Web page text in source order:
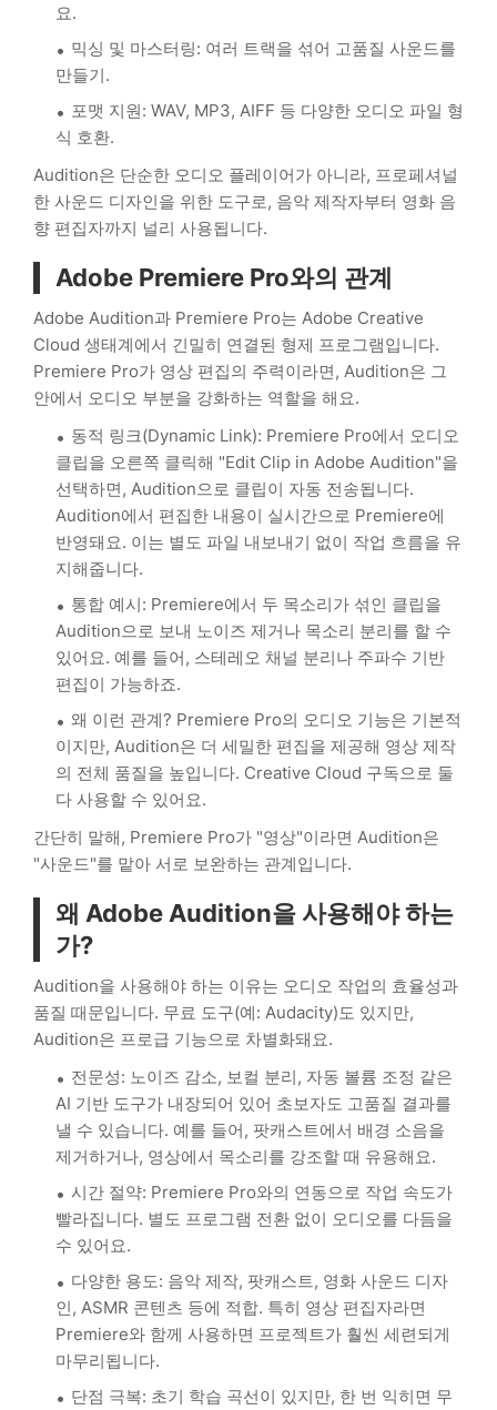
요.
믹싱 및 마스터링: 여러 트랙을 섞어 고품질 사운드를
만들기.
포맷 지원: WAV, MP3, AIFF 등 다양한 오디오 파일 형
식 호환.
Audition은 단순한 오디오 플레이어가 아니라, 프로페셔널
한 사운드 디자인을 위한 도구로, 음악 제작자부터 영화 음
향 편집자까지 널리 사용됩니다.
Adobe Premiere Pro와의 관계
Adobe Audition과 Premiere Pro는 Adobe Creative
Cloud 생태계에서 긴밀히 연결된 형제 프로그램입니다.
Premiere Pro가 영상 편집의 주력이라면, Audition은 그
안에서 오디오 부분을 강화하는 역할을 해요.
동적 링크(Dynamic Link): Premiere Pro에서 오디오
클립을 오른쪽 클릭해 "Edit Clip in Adobe Audition"을
선택하면, Audition으로 클립이 자동 전송됩니다.
Audition에서 편집한 내용이 실시간으로 Premiere에
반영돼요. 이는 별도 파일 내보내기 없이 작업 흐름을 유
지해줍니다.
통합 예시: Premiere에서 두 목소리가 섞인 클립을
Audition으로 보내 노이즈 제거나 목소리 분리를 할 수
있어요. 예를 들어, 스테레오 채널 분리나 주파수 기반
편집이 가능하죠.
왜 이런 관계? Premiere Pro의 오디오 기능은 기본적
이지만, Audition은 더 세밀한 편집을 제공해 영상 제작
의 전체 품질을 높입니다. Creative Cloud 구독으로 둘
다 사용할 수 있어요.
간단히 말해, Premiere Pro가 "영상"이라면 Audition은
"사운드"를 맡아 서로 보완하는 관계입니다.
왜 Adobe Audition을 사용해야 하는
가?
Audition을 사용해야 하는 이유는 오디오 작업의 효율성과
품질 때문입니다. 무료 도구(예: Audacity)도 있지만,
Audition은 프로급 기능으로 차별화돼요.
전문성: 노이즈 감소, 보컬 분리, 자동 볼륨 조정 같은
AI 기반 도구가 내장되어 있어 초보자도 고품질 결과를
낼 수 있습니다. 예를 들어, 팟캐스트에서 배경 소음을
제거하거나, 영상에서 목소리를 강조할 때 유용해요.
시간 절약: Premiere Pro와의 연동으로 작업 속도가
빨라집니다. 별도 프로그램 전환 없이 오디오를 다듬을
수 있어요.
다양한 용도: 음악 제작, 팟캐스트, 영화 사운드 디자
인, ASMR 콘텐츠 등에 적합. 특히 영상 편집자라면
Premiere와 함께 사용하면 프로젝트가 훨씬 세련되게
마무리됩니다.
단점 극복: 초기 학습 곡선이 있지만, 한 번 익히면 무